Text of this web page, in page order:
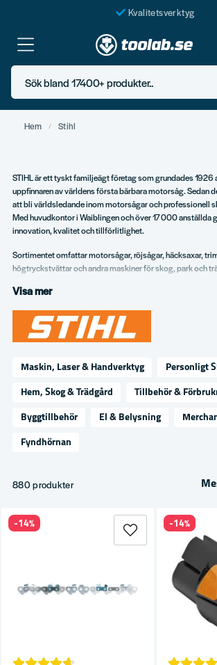
Kvalitetsverktyg
Fraktfritt över 999 SEK*
En järnhandel för alla
Butik i Göteborg
Sök bland 17400+ produkter..
Hem Stihl
STIHL är ett tyskt familjeägt företag som grundades 1926
uppfinnaren av världens första bärbara motorsåg. Sedan
att bli världsledande inom motorsågar och professionell
Med huvudkontor i Waiblingen och över 17 000 anställda
innovation, kvalitet och tillförlitlighet.
Sortimentet omfattar motorsågar, röjsågar, häcksaxar,
högtryckstvättar och andra maskiner för skog, park och
ett självklart val för både yrkesanvändare och
Visa mer
Maskin, Laser & Handverktyg
Personligt
Hem, Skog & Trädgård
Tillbehör &
Byggtillbehör
El & Belysning
Fyndhörnan
880 produkter
-14% -14%